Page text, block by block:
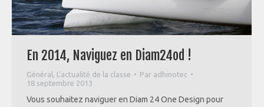
En 2014, Naviguez en Diam24od !
Général L'actualité de la classe Par adhinotec
18 septembre 2013
Vous souhaitez naviguer en Diam 24 One Design pour